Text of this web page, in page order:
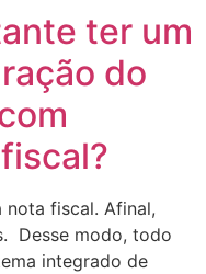
ter um
do
nota fiscal. Afinal,
Desse modo, todo
integrado de